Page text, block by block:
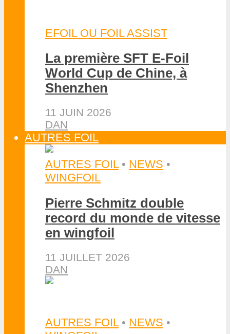
EFOIL OU FOIL ASSIST
La première SFT E-Foil
World Cup de Chine, à
Shenzhen
11 JUIN 2026
DAN
AUTRES FOIL
AUTRES FOIL • NEWS •
WINGFOIL
Pierre Schmitz double
record du monde de vitesse
en wingfoil
11 JUILLET 2026
DAN
AUTRES FOIL • NEWS •